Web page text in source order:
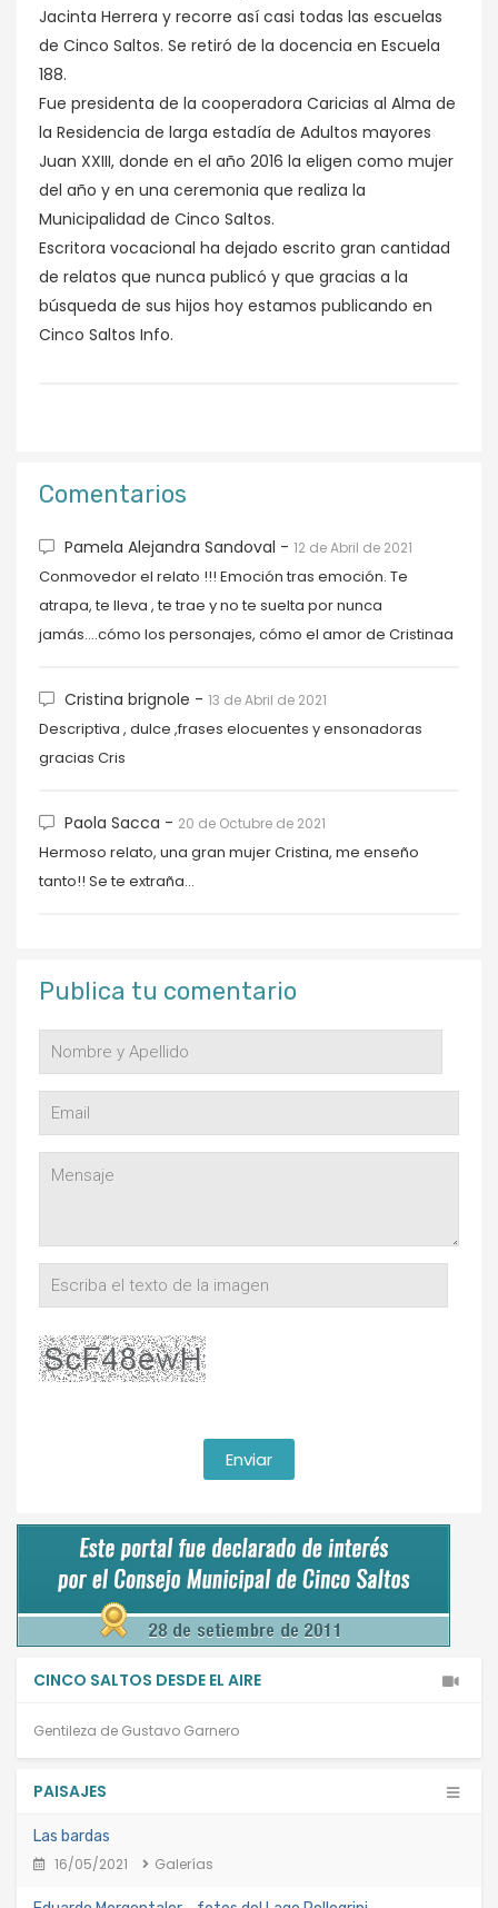
Jacinta Herrera y recorre así casi todas las escuelas
de Cinco Saltos. Se retiró de la docencia en Escuela
188.
Fue presidenta de la cooperadora Caricias al Alma de
la Residencia de larga estadía de Adultos mayores
Juan XXIII, donde en el año 2016 la eligen como mujer
del año y en una ceremonia que realiza la
Municipalidad de Cinco Saltos.
Escritora vocacional ha dejado escrito gran cantidad
de relatos que nunca publicó y que gracias a la
búsqueda de sus hijos hoy estamos publicando en
Cinco Saltos Info.
Comentarios
Pamela Alejandra Sandoval - 12 de Abril de 2021
Conmovedor el relato !!! Emoción tras emoción. Te
atrapa, te lleva , te trae y no te suelta por nunca
jamás....cómo los personajes, cómo el amor de Cristinaa
Cristina brignole - 13 de Abril de 2021
Descriptiva , dulce ,frases elocuentes y ensonadoras
gracias Cris
Paola Sacca - 20 de Octubre de 2021
Hermoso relato, una gran mujer Cristina, me enseño
tanto!! Se te extraña...
Publica tu comentario
CINCO SALTOS DESDE EL AIRE
Gentileza de Gustavo Garnero
PAISAJES
Las bardas
16/05/2021
Galerías